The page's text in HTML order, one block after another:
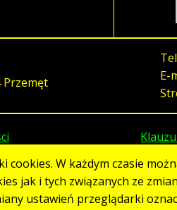
Przemęt
E-
cookies. W każdym czasie
jak i tych związanych ze
ustawień przeglądarki